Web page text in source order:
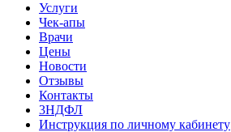
Услуги
Чек-апы
Врачи
Цены
Новости
Отзывы
Контакты
3НДФЛ
Инструкция по личному кабинету